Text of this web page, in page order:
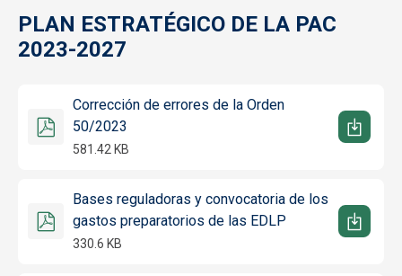
PLAN ESTRATÉGICO DE LA PAC
2023-2027
Corrección de errores de la Orden
50/2023
581.42 KB
Bases reguladoras y convocatoria de los
gastos preparatorios de las EDLP
330.6 KB